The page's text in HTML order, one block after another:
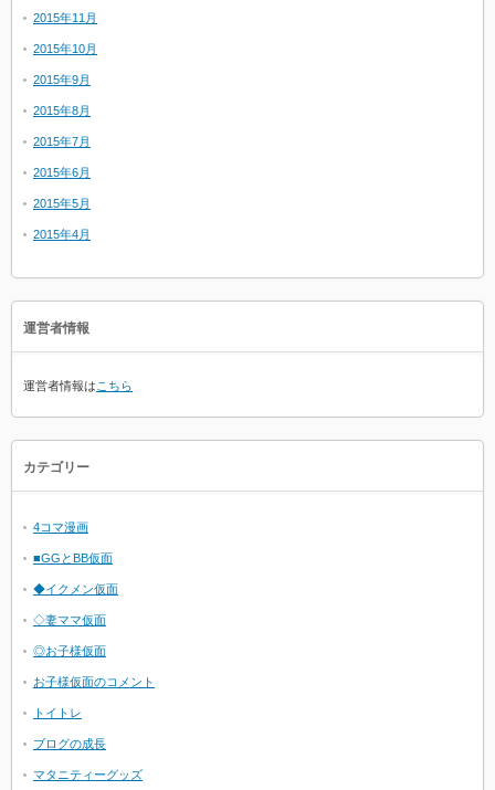
2015年11月
2015年10月
2015年9月
2015年8月
2015年7月
2015年6月
2015年5月
2015年4月
運営者情報
運営者情報は こちら
カテゴリー
4コマ漫画
■GGとBB仮面
◆イクメン仮面
◇妻ママ仮面
◎お子様仮面
お子様仮面のコメント
トイトレ
ブログの成長
マタニティーグッズ